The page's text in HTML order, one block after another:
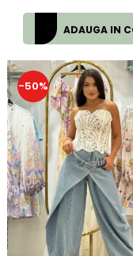
ADAUGA IN
-50%